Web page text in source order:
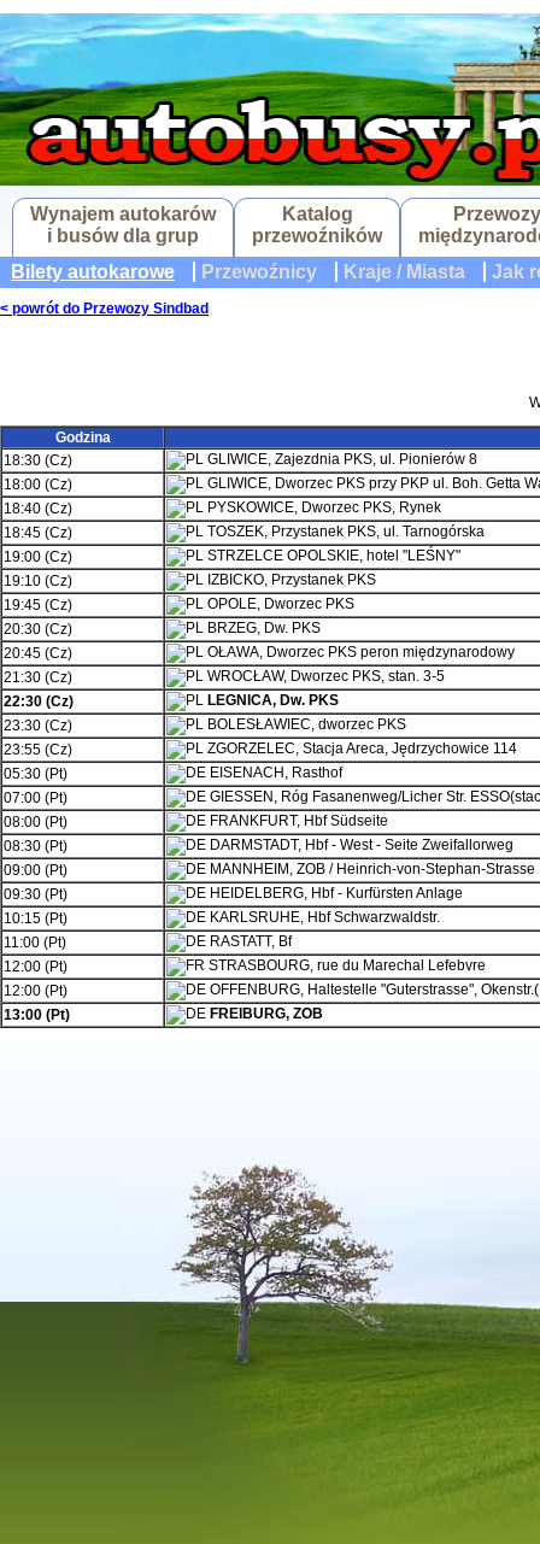
Wynajem autokarów
i busów dla grup
Katalog
przewoźników
Przewozy
Bilety autokarowe
Przewoźnicy Kraje / Miasta Jak
< powrót do Przewozy Sindbad
Godzina
18:30 (Cz)
GLIWICE, Zajezdnia PKS, ul. Pionierów 8
18:00 (Cz)
GLIWICE, Dworzec PKS przy PKP ul. Boh. Getta
18:40 (Cz)
PYSKOWICE, Dworzec PKS, Rynek
18:45 (Cz)
TOSZEK, Przystanek PKS, ul. Tarnogórska
19:00 (Cz)
STRZELCE OPOLSKIE, hotel "LEŚNY"
19:10 (Cz)
IZBICKO, Przystanek PKS
19:45 (Cz)
OPOLE, Dworzec PKS
20:30 (Cz)
BRZEG, Dw. PKS
20:45 (Cz)
OŁAWA, Dworzec PKS peron międzynarodowy
21:30 (Cz)
WROCŁAW, Dworzec PKS, stan. 3-5
22:30 (Cz)
LEGNICA, Dw. PKS
23:30 (Cz)
BOLESŁAWIEC, dworzec PKS
23:55 (Cz)
ZGORZELEC, Stacja Areca, Jędrzychowice 114
05:30 (Pt)
EISENACH, Rasthof
07:00 (Pt)
GIESSEN, Róg Fasanenweg/Licher Str.
08:00 (Pt)
FRANKFURT, Hbf Südseite
08:30 (Pt)
DARMSTADT, Hbf - West - Seite Zweifallorweg
09:00 (Pt)
MANNHEIM, ZOB / Heinrich-von-Stephan-Strasse
09:30 (Pt)
HEIDELBERG, Hbf - Kurfürsten Anlage
10:15 (Pt)
KARLSRUHE, Hbf Schwarzwaldstr.
11:00 (Pt)
RASTATT, Bf
12:00 (Pt)
STRASBOURG, rue du Marechal Lefebvre
12:00 (Pt)
OFFENBURG, Haltestelle "Guterstrasse",
13:00 (Pt)
FREIBURG, ZOB